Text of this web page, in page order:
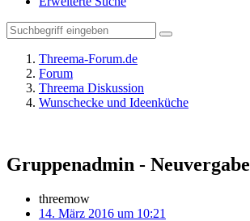
Threema-Forum.de
Forum
Threema Diskussion
Wunschecke und Ideenküche
Gruppenadmin - Neuvergabe
threemow
14. März 2016 um 10:21